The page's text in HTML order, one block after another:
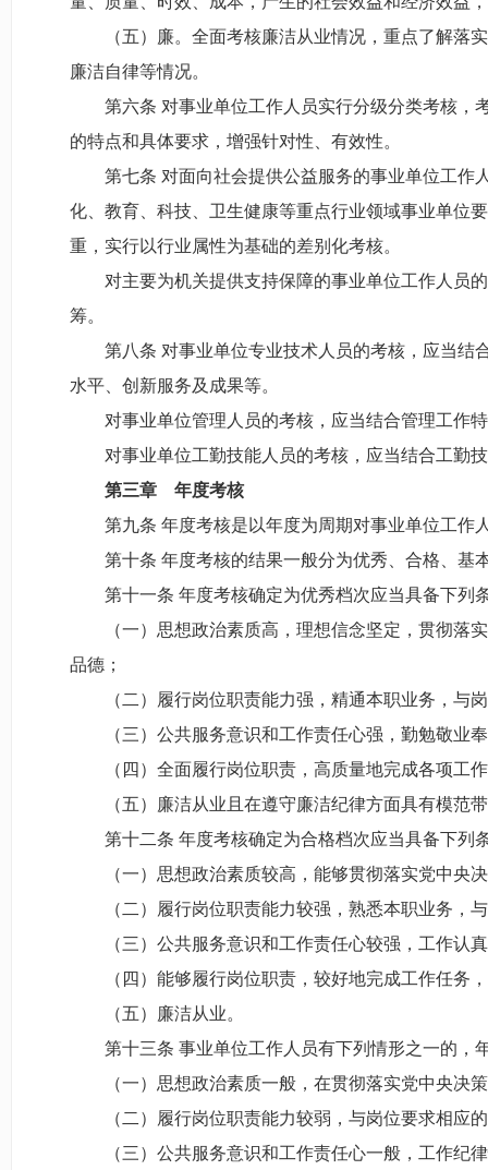
（五）廉。全面考核廉洁从业情况，重点了解落实
廉洁自律等情况。
第六条 对事业单位工作人员实行分级分类考核，
的特点和具体要求，增强针对性、有效性。
第七条 对面向社会提供公益服务的事业单位工作
化、教育、科技、卫生健康等重点行业领域事业单位
重，实行以行业属性为基础的差别化考核。
对主要为机关提供支持保障的事业单位工作人员的
筹。
第八条 对事业单位专业技术人员的考核，应当结
水平、创新服务及成果等。
对事业单位管理人员的考核，应当结合管理工作特
对事业单位工勤技能人员的考核，应当结合工勤技
第三章 年度考核
第九条 年度考核是以年度为周期对事业单位工作
第十条 年度考核的结果一般分为优秀、合格、基
第十一条 年度考核确定为优秀档次应当具备下列
（一）思想政治素质高，理想信念坚定，贯彻落实
品德；
（二）履行岗位职责能力强，精通本职业务，与岗
（三）公共服务意识和工作责任心强，勤勉敬业奉
（四）全面履行岗位职责，高质量地完成各项工作
（五）廉洁从业且在遵守廉洁纪律方面具有模范
第十二条 年度考核确定为合格档次应当具备下列
（一）思想政治素质较高，能够贯彻落实党中央决
（二）履行岗位职责能力较强，熟悉本职业务，与
（三）公共服务意识和工作责任心较强，工作认真
（四）能够履行岗位职责，较好地完成工作任务，
（五）廉洁从业。
第十三条 事业单位工作人员有下列情形之一的，
（一）思想政治素质一般，在贯彻落实党中央决策
（二）履行岗位职责能力较弱，与岗位要求相应的
（三）公共服务意识和工作责任心一般，工作纪律